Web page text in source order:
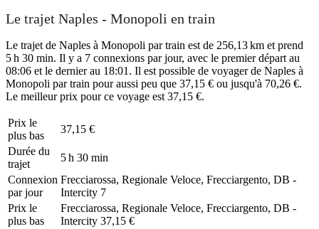
Le trajet Naples - Monopoli en train
Le trajet de Naples à Monopoli par train est de 256,13 km et prend
5 h 30 min. Il y a 7 connexions par jour, avec le premier départ au
08:06 et le dernier au 18:01. Il est possible de voyager de Naples à
Monopoli par train pour aussi peu que 37,15 € ou jusqu'à 70,26 €.
Le meilleur prix pour ce voyage est 37,15 €.
Prix ​​le
plus bas
37,15 €
Durée du
trajet
5 h 30 min
Connexion
par jour
Frecciarossa, Regionale Veloce, Frecciargento, DB -
Intercity 7
Prix ​​le
plus bas
Frecciarossa, Regionale Veloce, Frecciargento, DB -
Intercity 37,15 €